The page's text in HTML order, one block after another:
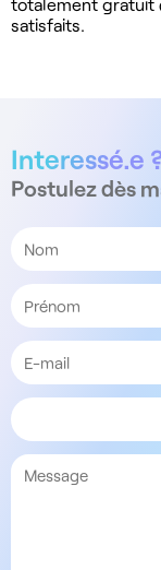
satisfaits.
Interessé.e
Postulez dès